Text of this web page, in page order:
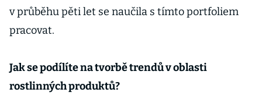
v průběhu pěti let se naučila s tímto portfoliem
pracovat.
Jak se podílíte na tvorbě trendů v oblasti
rostlinných produktů?